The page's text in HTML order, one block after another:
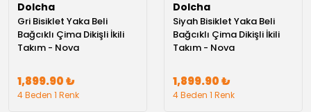
Dolcha
Gri Bisiklet Yaka Beli
Bağcıklı Çima Dikişli İkili
Takım - Nova
1,899.90 ₺
4 Beden 1 Renk
Dolcha
Siyah Bisiklet Yaka Beli
Bağcıklı Çima Dikişli İkili
Takım - Nova
1,899.90 ₺
4 Beden 1 Renk